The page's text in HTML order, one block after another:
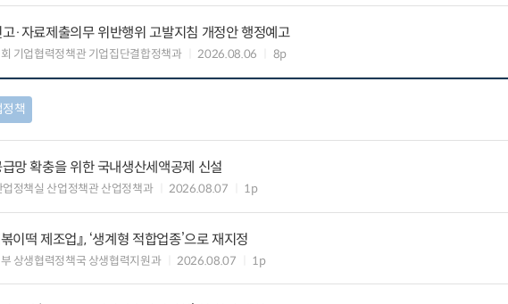
·자료제출의무 위반행위 고발지침 개정안 행정예고
기업협력정책관 기업집단결합정책과 2026.08.06 8p
책
망 확충을 위한 국내생산세액공제 신설
업정책실 산업정책관 산업정책과 2026.08.07 1p
이떡 제조업』, ‘생계형 적합업종’으로 재지정
상생협력정책국 상생협력지원과 2026.08.07 1p